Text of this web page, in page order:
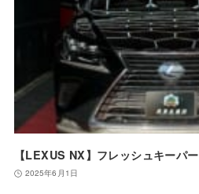
【LEXUS NX】フレッシュキーパー
2025年6月1日